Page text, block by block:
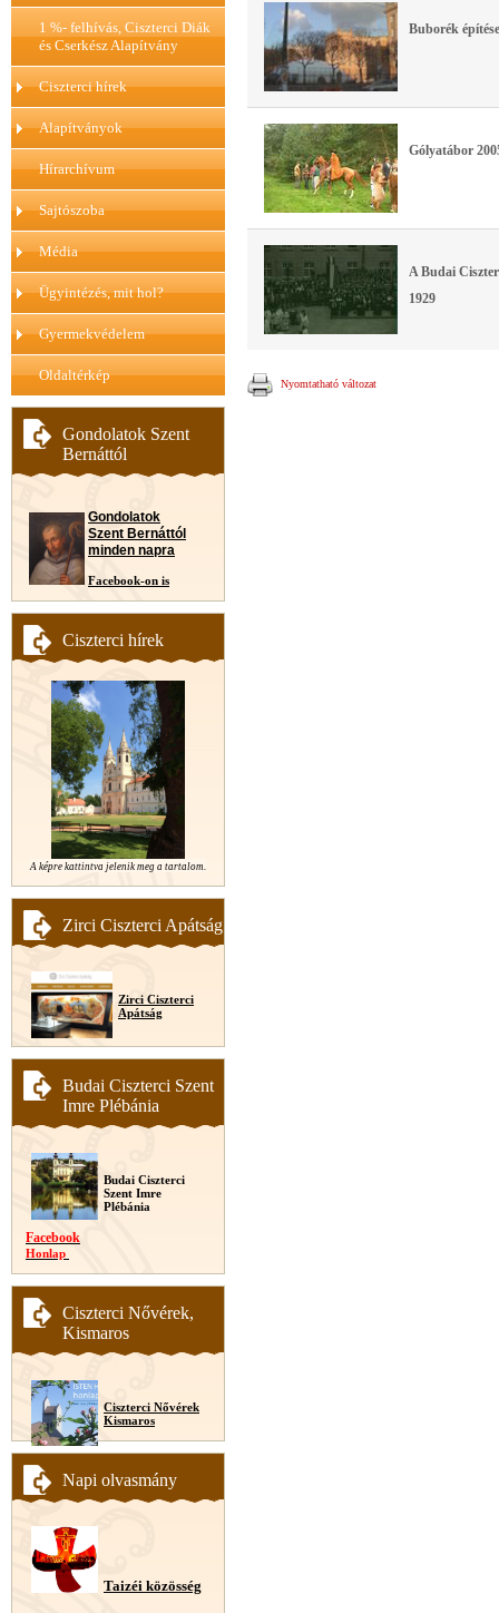
1 %- felhívás, Ciszterci Diák
és Cserkész Alapítvány
Ciszterci hírek
Alapítványok
Hírarchívum
Sajtószoba
Média
Ügyintézés, mit hol?
Gyermekvédelem
Oldaltérkép
Gondolatok Szent
Bernáttól
Gondolatok
Szent Bernáttól
minden napra
Facebook-on is
Ciszterci hírek
A képre kattintva jelenik meg a tartalom.
Zirci Ciszterci Apátság
Zirci Ciszterci
Apátság
Budai Ciszterci Szent
Imre Plébánia
Budai Ciszterci
Szent Imre
Plébánia
Facebook
Honlap
Ciszterci Nővérek,
Kismaros
Ciszterci Nővérek
Kismaros
Napi olvasmány
Taizéi közösség
Buborék
Gólyatábor
A Budai
1929
Nyomtatható változat